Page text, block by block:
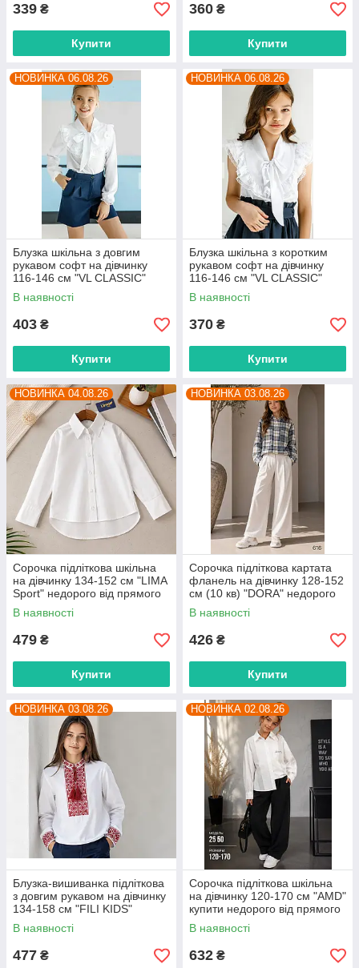
339 ₴
Купити
360 ₴
Купити
НОВИНКА 06.08.26
Блузка шкільна з довгим
рукавом софт на дівчинку
116-146 см "VL CLASSIC"
недорого від прямого
постачальника
В наявності
403 ₴
Купити
НОВИНКА 06.08.26
Блузка шкільна з коротким
рукавом софт на дівчинку
116-146 см "VL CLASSIC"
недорого від прямого
постачальника
В наявності
370 ₴
Купити
НОВИНКА 04.08.26
Сорочка підліткова шкільна
на дівчинку 134-152 см "LIMA
Sport" недорого від прямого
постачальника
В наявності
479 ₴
Купити
НОВИНКА 03.08.26
Сорочка підліткова картата
фланель на дівчинку 128-152
см (10 кв) "DORA" недорого
від прямого постачальника
В наявності
426 ₴
Купити
НОВИНКА 03.08.26
Блузка-вишиванка підліткова
з довгим рукавом на дівчинку
134-158 см "FILI KIDS"
недорого від прямого
постачальника
В наявності
477 ₴
НОВИНКА 02.08.26
Сорочка підліткова шкільна
на дівчинку 120-170 см "AMD"
купити недорого від прямого
постачальника
В наявності
632 ₴